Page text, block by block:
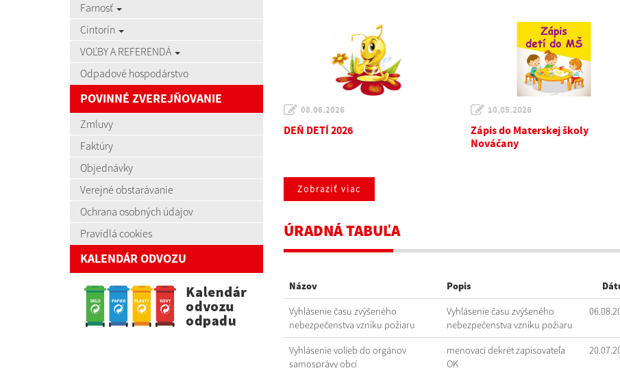
Farnosť
Cintorín
VOĽBY A REFERENDÁ
Odpadové hospodárstvo
POVINNÉ ZVEREJŇOVANIE
Zmluvy
Faktúry
Objednávky
Verejné obstarávanie
Ochrana osobných údajov
Pravidlá cookies
KALENDÁR ODVOZU
08.06.2026
DEŇ DETÍ 2026
10.05.2026
Zápis do Materskej školy
Nováčany
Zobraziť viac
ÚRADNÁ TABUĽA
Názov Popis
Vyhlásenie času zvýšeného
nebezpečenstva vzniku požiaru
Vyhlásenie času zvýšeného
nebezpečenstva vzniku požiaru
Vyhlásenie volieb do orgánov
samosprávy obcí
menovací dekrét zapisovateľa
OK